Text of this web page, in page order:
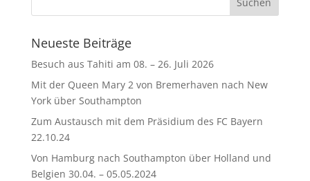
Neueste Beiträge
Besuch aus Tahiti am 08. – 26. Juli 2026
Mit der Queen Mary 2 von Bremerhaven nach New
York über Southampton
Zum Austausch mit dem Präsidium des FC Bayern
22.10.24
Von Hamburg nach Southampton über Holland und
Belgien 30.04. – 05.05.2024